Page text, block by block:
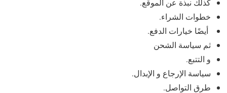
كذلك نبذة عن الموقع.
خطوات الشراء.
أيضًا خيارات الدفع.
ثم سياسة الشحن
و التتبع.
سياسة الإرجاع و الإبدال.
طرق التواصل.